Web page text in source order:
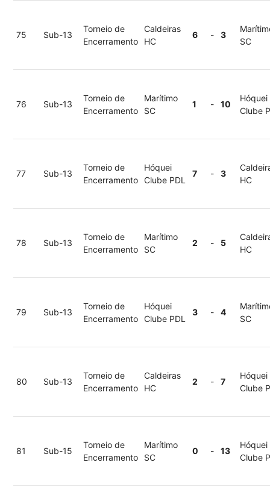
75 Sub-13
Torneio de
Encerramento
Caldeiras
HC
6 - 3
SC
76 Sub-13
Torneio de
Encerramento
Marítimo
SC
1 - 10
Hóquei
Clube
77 Sub-13
Torneio de
Encerramento
Hóquei
Clube PDL
7 - 3
HC
78 Sub-13
Torneio de
Encerramento
Marítimo
SC
2 - 5
HC
79 Sub-13
Torneio de
Encerramento
Hóquei
Clube PDL
3 - 4
SC
80 Sub-13
Torneio de
Encerramento
Caldeiras
HC
2 - 7
Hóquei
Clube
81 Sub-15
Torneio de
Encerramento
Marítimo
SC
0 - 13
Hóquei
Clube